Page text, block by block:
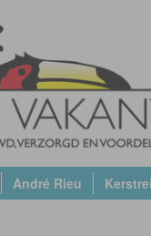
André Rieu